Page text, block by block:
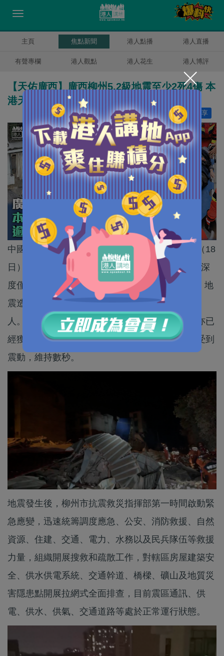
主頁 焦點新聞 港人點播 港人直播
有聲專欄 港人觀點 港人花生 港人博評
【天佑廣西】廣西柳州5.2級地震至少2死4傷 本
港天文台接獲逾10市民報告感受到震動
分享
讚好 0
中國地震台網正式測定，廣西柳州市柳南區周一（18
日）凌晨零時21分發生黎克特制5.2級地震，震源深
度僅8公里，在此前後共發生5次2.2至3.2級地震。地
震造成至少2死4傷，13幢房屋倒塌，疏散逾7000
人。獲救傷者均無生命危險，而最後一名失蹤者亦已
經獲救。香港天文台亦接獲超過十名市民報告感受到
震動，維持數秒。
地震發生後，柳州市抗震救災指揮部第一時間啟動緊
急應變，迅速統籌調度應急、公安、消防救援、自然
資源、住建、交通、電力、水務以及民兵隊伍等救援
力量，組織開展搜救和疏散工作，對轄區房屋建築安
全、供水供電系統、交通幹道、橋樑、礦山及地質災
害隱患點開展拉網式全面排查，目前震區通訊、供
電、供水、供氣、交通道路等處於正常運行狀態。